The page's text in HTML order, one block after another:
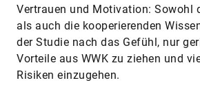
Vertrauen und Motivation: Sowohl
als auch die kooperierenden
der Studie nach das Gefühl, nur
Vorteile aus WWK zu ziehen und
Risiken einzugehen.